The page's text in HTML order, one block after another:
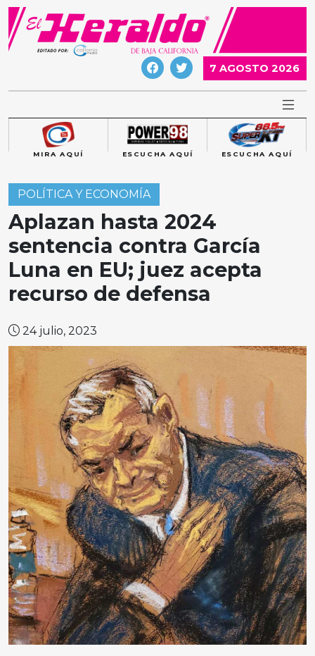
Skip
content
7 AGOSTO 2026
MIRA AQUÍ ESCUCHA AQUÍ ESCUCHA AQUÍ
POLÍTICA Y ECONOMÍA
Aplazan hasta 2024
sentencia contra García
Luna en EU; juez acepta
recurso de defensa
24 julio, 2023